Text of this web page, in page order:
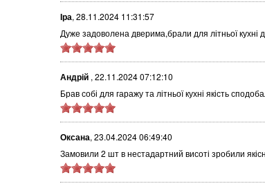
Іра, 28.11.2024 11:31:57
Дуже задоволена дверима,брали для літньої кухні
Андрій , 22.11.2024 07:12:10
Брав собі для гаражу та літньої кухні якість
Оксана, 23.04.2024 06:49:40
Замовили 2 шт в нестадартний висоті зробили